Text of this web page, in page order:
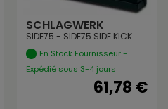
SCHLAGWERK
SIDE75 - SIDE75 SIDE KICK
En Stock Fournisseur -
Expédié sous 3-4 jours
61,78 €